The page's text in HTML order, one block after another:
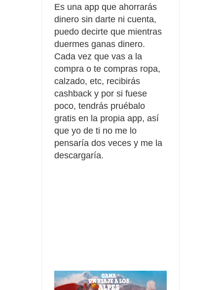
Es una app que ahorrarás
dinero sin darte ni cuenta,
puedo decirte que mientras
duermes ganas dinero.
Cada vez que vas a la
compra o te compras ropa,
calzado, etc, recibirás
cashback y por si fuese
poco, tendrás pruébalo
gratis en la propia app, así
que yo de ti no me lo
pensaría dos veces y me la
descargaría.